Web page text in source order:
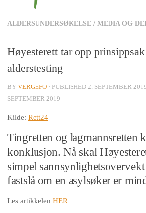
ALDERSUNDERSØKELSE / MEDIA OG
Høyesterett tar opp
alderstesting
BY VERGEFO · PUBLISHED 2. SEPTEMBER 2019
SEPTEMBER 2019
Kilde: Rett24
Tingretten og lagmannsretten
konklusjon. Nå skal
simpel
fastslå om en asylsøker er
Les artikkelen HER